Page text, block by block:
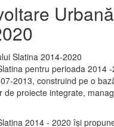
pentru perioada 2014
2013, construind pe o
proiecte integrate,
2014 - 2020 își